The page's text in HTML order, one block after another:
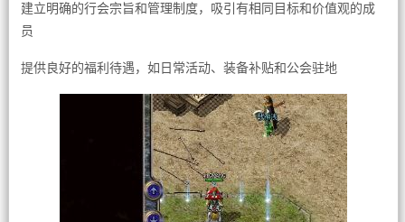
建立明确的行会宗旨和管理制度，吸引有相同目标和价值观的成
员
提供良好的福利待遇，如日常活动、装备补贴和公会驻地